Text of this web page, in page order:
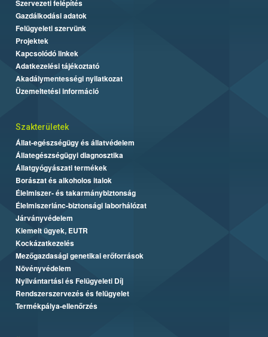
Szervezeti felépítés
Gazdálkodási adatok
Felügyeleti szervünk
Projektek
Kapcsolódó linkek
Adatkezelési tájékoztató
Akadálymentességi nyilatkozat
Üzemeltetési információ
Szakterületek
Állat-egészségügy és állatvédelem
Állategészségügyi diagnosztika
Állatgyógyászati termékek
Borászat és alkoholos italok
Élelmiszer- és takarmánybiztonság
Élelmiszerlánc-biztonsági laborhálózat
Járványvédelem
Kiemelt ügyek, EUTR
Kockázatkezelés
Mezőgazdasági genetikai erőforrások
Növényvédelem
Nyilvántartási és Felügyeleti Díj
Rendszerszervezés és felügyelet
Termékpálya-ellenőrzés